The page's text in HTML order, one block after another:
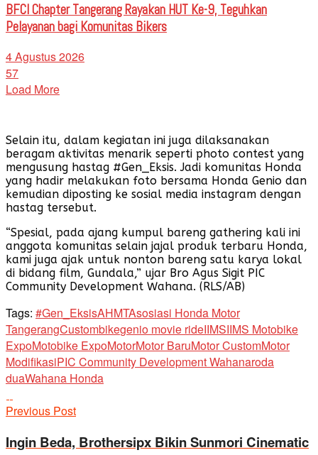
BFCI Chapter Tangerang Rayakan HUT Ke-9, Teguhkan
Pelayanan bagi Komunitas Bikers
4 Agustus 2026
57
Load More
Selain itu, dalam kegiatan ini juga dilaksanakan
beragam aktivitas menarik seperti photo contest yang
mengusung hastag #Gen_Eksis. Jadi komunitas Honda
yang hadir melakukan foto bersama Honda Genio dan
kemudian diposting ke sosial media instagram dengan
hastag tersebut.
“Spesial, pada ajang kumpul bareng gathering kali ini
anggota komunitas selain jajal produk terbaru Honda,
kami juga ajak untuk nonton bareng satu karya lokal
di bidang film, Gundala,” ujar Bro Agus Sigit PIC
Community Development Wahana. (RLS/AB)
Tags: #Gen_EksisAHMTAsosiasi Honda Motor
TangerangCustombikegenio movie rideIIMSIIMS Motobike
ExpoMotobike ExpoMotorMotor BaruMotor CustomMotor
ModifikasiPIC Community Development Wahanaroda
duaWahana Honda
Previous Post
Ingin Beda, Brothersipx Bikin Sunmori Cinematic